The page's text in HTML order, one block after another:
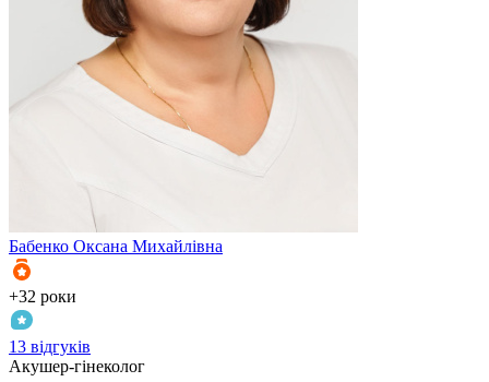
Бабенко Оксана Михайлівна
+32 роки
13 відгуків
Акушер-гінеколог